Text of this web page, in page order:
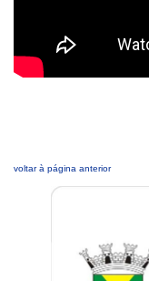
voltar à página anterior